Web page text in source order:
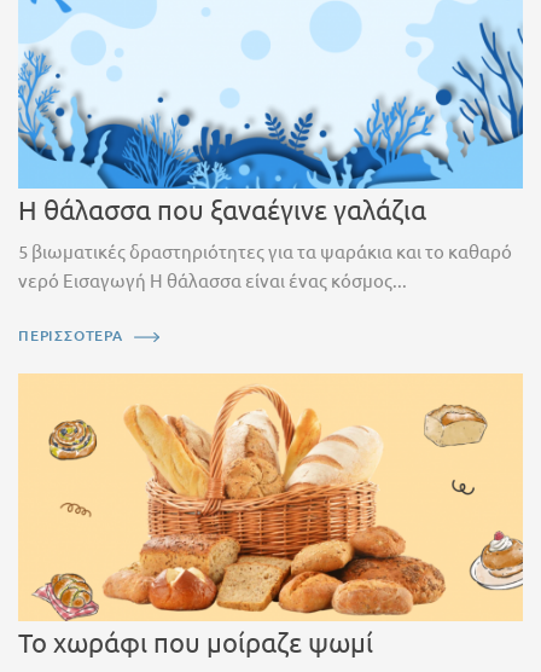
Η θάλασσα που ξαναέγινε γαλάζια
5 βιωματικές δραστηριότητες για τα ψαράκια και το καθαρό
νερό Εισαγωγή Η θάλασσα είναι ένας κόσμος...
ΠΕΡΙΣΣΟΤΕΡΑ
Το χωράφι που μοίραζε ψωμί